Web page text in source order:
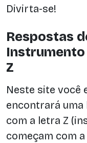
Divirta-se!
Respostas
Z
Neste site você
encontrará
com a letra Z
começam com